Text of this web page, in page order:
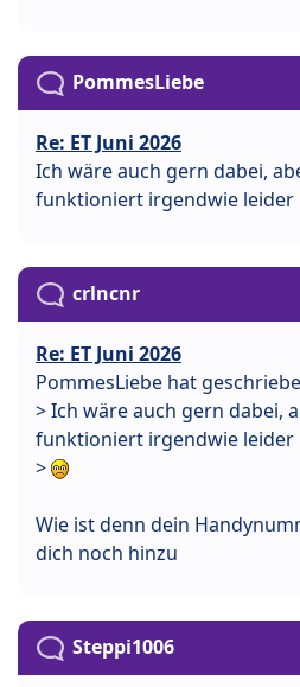
PommesLiebe
Re: ET Juni 2026
Ich wäre auch gern dabei,
funktioniert irgendwie leider
crlncnr
Re: ET Juni 2026
PommesLiebe hat
> Ich wäre auch gern dabei,
funktioniert irgendwie leider
>
Wie ist denn dein
dich noch hinzu
Steppi1006